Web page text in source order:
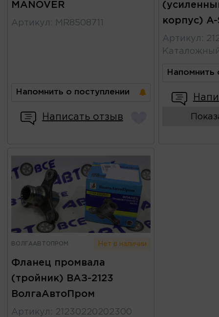
MANOVER
Артикул : MR8508711
Напомнить о поступлении
Написать отзыв
корпус) A-
Артикул :
Напомнить
ВОЛГААВТОПРОМ Нет в наличии
Фланец промвала
(тройник) ВАЗ-2123
ВолгаАвтоПром
Артикул : 21230220202300